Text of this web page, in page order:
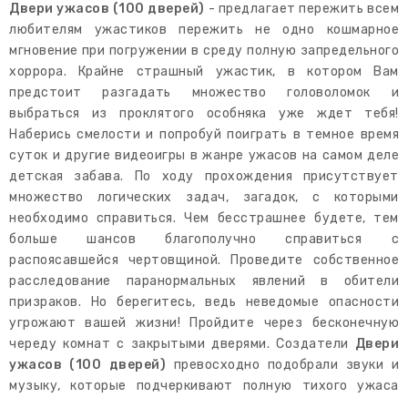
Двери ужасов (100 дверей) - предлагает пережить всем
любителям ужастиков пережить не одно кошмарное
мгновение при погружении в среду полную запредельного
хоррора. Крайне страшный ужастик, в котором Вам
предстоит разгадать множество головоломок и
выбраться из проклятого особняка уже ждет тебя!
Наберись смелости и попробуй поиграть в темное время
суток и другие видеоигры в жанре ужасов на самом деле
детская забава. По ходу прохождения присутствует
множество логических задач, загадок, с которыми
необходимо справиться. Чем бесстрашнее будете, тем
больше шансов благополучно справиться с
распоясавшейся чертовщиной. Проведите собственное
расследование паранормальных явлений в обители
призраков. Но берегитесь, ведь неведомые опасности
угрожают вашей жизни! Пройдите через бесконечную
череду комнат с закрытыми дверями. Создатели Двери
ужасов (100 дверей) превосходно подобрали звуки и
музыку, которые подчеркивают полную тихого ужаса